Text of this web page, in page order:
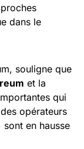
dans le
souligne que
et la
qui
opérateurs
en hausse